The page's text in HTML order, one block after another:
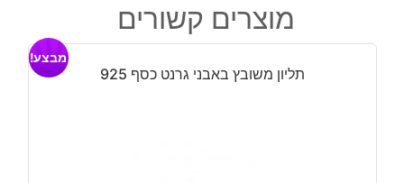
בשיבוץ
ג'ספר
אפרפר
מוצרים קשורים
תליון משובץ באבני גרנט כסף 925
מבצע!